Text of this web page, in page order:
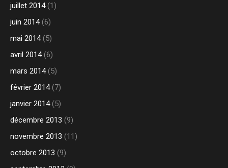
juillet 2014(1)
juin 2014(6)
mai 2014(5)
avril 2014(6)
mars 2014(5)
février 2014(7)
janvier 2014(5)
décembre 2013 (9)
novembre 2013 (11)
octobre 2013 (9)